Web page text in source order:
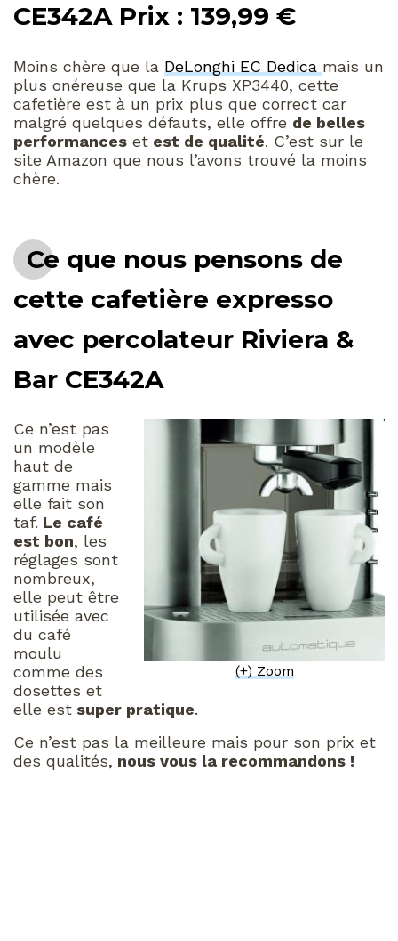
CE342A Prix : 139,99 €
Moins chère que la DeLonghi EC Dedica mais un
plus onéreuse que la Krups XP3440, cette
cafetière est à un prix plus que correct car
malgré quelques défauts, elle offre de belles
performances et est de qualité. C’est sur le
site Amazon que nous l’avons trouvé la moins
chère.
Ce que nous pensons de
cette cafetière expresso
avec percolateur Riviera &
Bar CE342A
(+) Zoom
Ce n’est pas
un modèle
haut de
gamme mais
elle fait son
taf. Le café
est bon, les
réglages sont
nombreux,
elle peut être
utilisée avec
du café
moulu
comme des
dosettes et
elle est super pratique.
Ce n’est pas la meilleure mais pour son prix et
des qualités, nous vous la recommandons !